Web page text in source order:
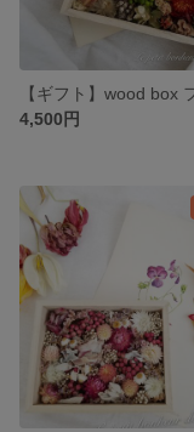
4,500円